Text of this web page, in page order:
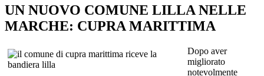
UN NUOVO COMUNE LILLA NELLE
MARCHE: CUPRA MARITTIMA
Dopo aver
migliorato
notevolmente